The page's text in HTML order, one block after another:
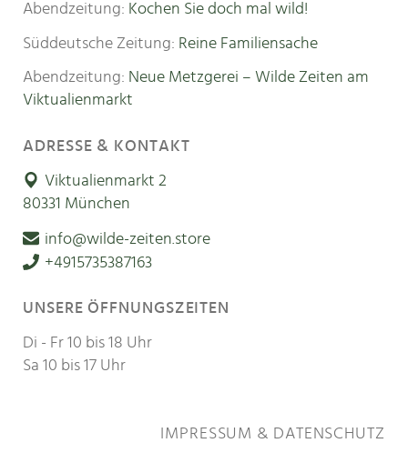
Abendzeitung: Kochen Sie doch mal wild!
Süddeutsche Zeitung: Reine Familiensache
Abendzeitung: Neue Metzgerei – Wilde Zeiten am
Viktualienmarkt
ADRESSE & KONTAKT
Viktualienmarkt 2
80331 München
info@wilde-zeiten.store
+4915735387163
UNSERE ÖFFNUNGSZEITEN
Di - Fr 10 bis 18 Uhr
Sa 10 bis 17 Uhr
IMPRESSUM & DATENSCHUTZ